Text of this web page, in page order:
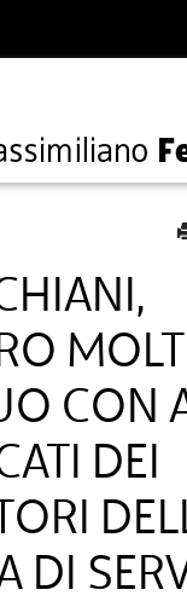
CON
DEI
DI